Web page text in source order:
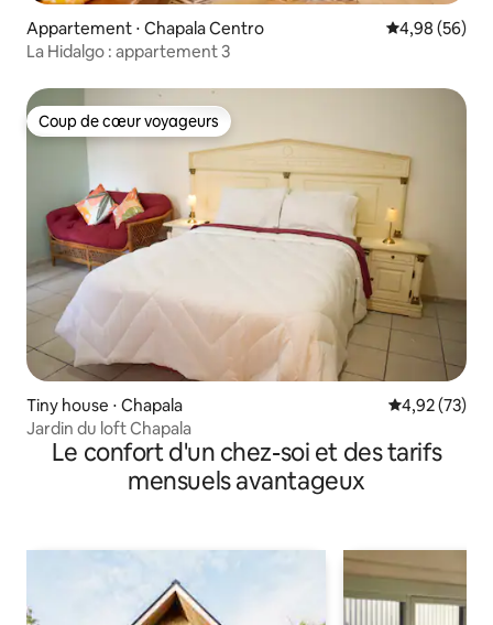
Appartement ⋅ Chapala Centro Évaluation
4,98 (56)
La Hidalgo : appartement 3
Coup de cœur voyageurs
Coup de cœur voyageurs
Tiny house ⋅ Chapala Évaluation
4,92 (73)
Jardin du loft Chapala
Le confort d'un chez-soi et des tarifs
mensuels avantageux